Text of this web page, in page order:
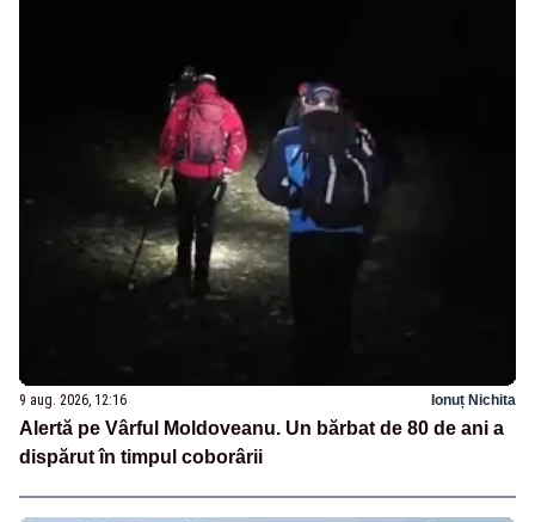
9 aug. 2026, 12:16 Ionuț Nichita
Alertă pe Vârful Moldoveanu. Un bărbat de 80 de ani a
dispărut în timpul coborârii